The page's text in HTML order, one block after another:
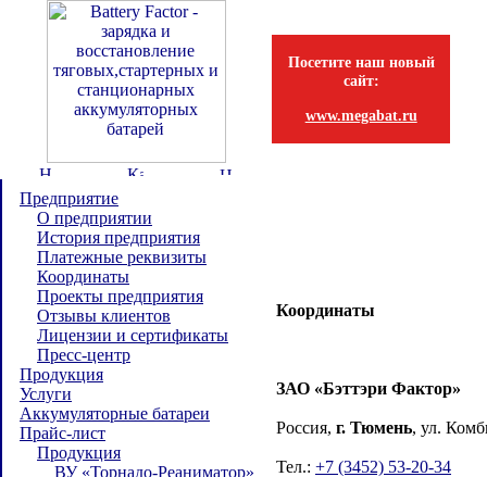
Посетите наш новый
сайт:
www.megabat.ru
Предприятие
О предприятии
История предприятия
Платежные реквизиты
Координаты
Проекты предприятия
Отзывы клиентов
Лицензии и сертификаты
Пресс-центр
Продукция
Услуги
Аккумуляторные батареи
Прайс-лист
Продукция
ВУ «Торнадо-Реаниматор»
Координаты
ЗАО «Бэттэри Фактор»
Россия, г. Тюмень, ул.
Тел.: +7 (3452) 53-20-34